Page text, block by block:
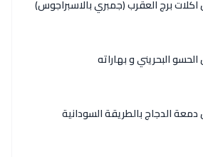
برج العقرب (جمبري بالاسبراجوس)
البحريني و بهاراته
الدجاج بالطريقة السودانية